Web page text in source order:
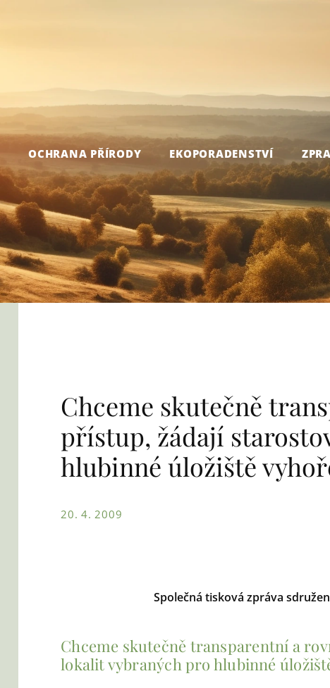
OCHRANA PŘÍRODY EKOPORADENSTVÍ
Chceme skutečně
přístup, žádají
hlubinné úložiště
20. 4. 2009
Společná tisková zpráva
Chceme skutečně transparentní a
lokalit vybraných pro hlubinné